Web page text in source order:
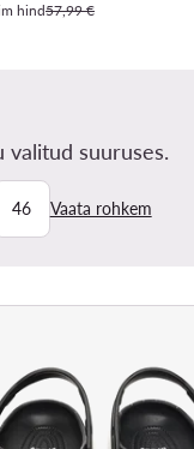
hind57,99 €
valitud suuruses.
46 Vaata rohkem